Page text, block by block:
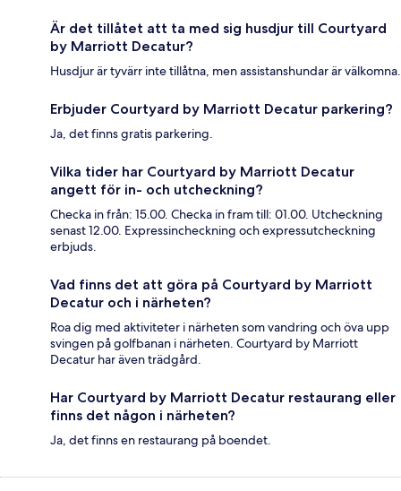
Är det tillåtet att ta med sig husdjur till Courtyard
by Marriott Decatur?
Husdjur är tyvärr inte tillåtna, men assistanshundar är välkomna.
Erbjuder Courtyard by Marriott Decatur parkering?
Ja, det finns gratis parkering.
Vilka tider har Courtyard by Marriott Decatur
angett för in- och utcheckning?
Checka in från: 15.00. Checka in fram till: 01.00. Utcheckning
senast 12.00. Expressincheckning och expressutcheckning
erbjuds.
Vad finns det att göra på Courtyard by Marriott
Decatur och i närheten?
Roa dig med aktiviteter i närheten som vandring och öva upp
svingen på golfbanan i närheten. Courtyard by Marriott
Decatur har även trädgård.
Har Courtyard by Marriott Decatur restaurang eller
finns det någon i närheten?
Ja, det finns en restaurang på boendet.